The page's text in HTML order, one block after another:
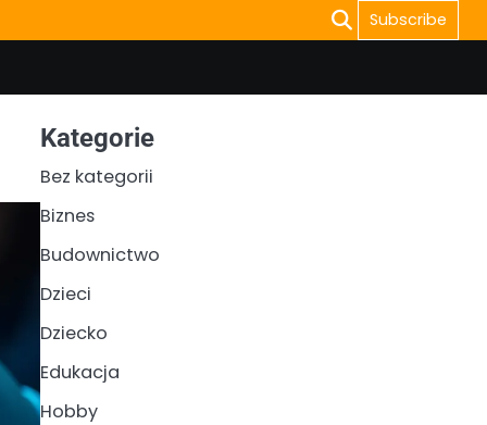
Subscribe
Kategorie
Bez kategorii
Biznes
Budownictwo
Dzieci
Dziecko
Edukacja
Hobby